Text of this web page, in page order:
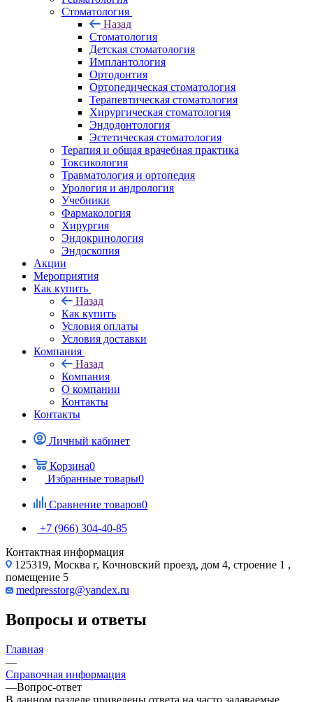
Стоматология
Назад
Стоматология
Детская стоматология
Имплантология
Ортодонтия
Ортопедическая стоматология
Терапевтическая стоматология
Хирургическая стоматология
Эндодонтология
Эстетическая стоматология
Терапия и общая врачебная практика
Токсикология
Травматология и ортопедия
Урология и андрология
Учебники
Фармакология
Хирургия
Эндокринология
Эндоскопия
Акции
Мероприятия
Как купить
Назад
Как купить
Условия оплаты
Условия доставки
Компания
Назад
Компания
О компании
Контакты
Контакты
Личный кабинет
Корзина0
Избранные товары0
Сравнение товаров0
+7 (966) 304-40-85
Контактная информация
125319, Москва г, Кочновский проезд, дом 4, строение 1 ,
помещение 5
medpresstorg@yandex.ru
Вопросы и ответы
Главная
—
Справочная информация
—Вопрос-ответ
В данном разделе приведены ответа на часто задаваемые